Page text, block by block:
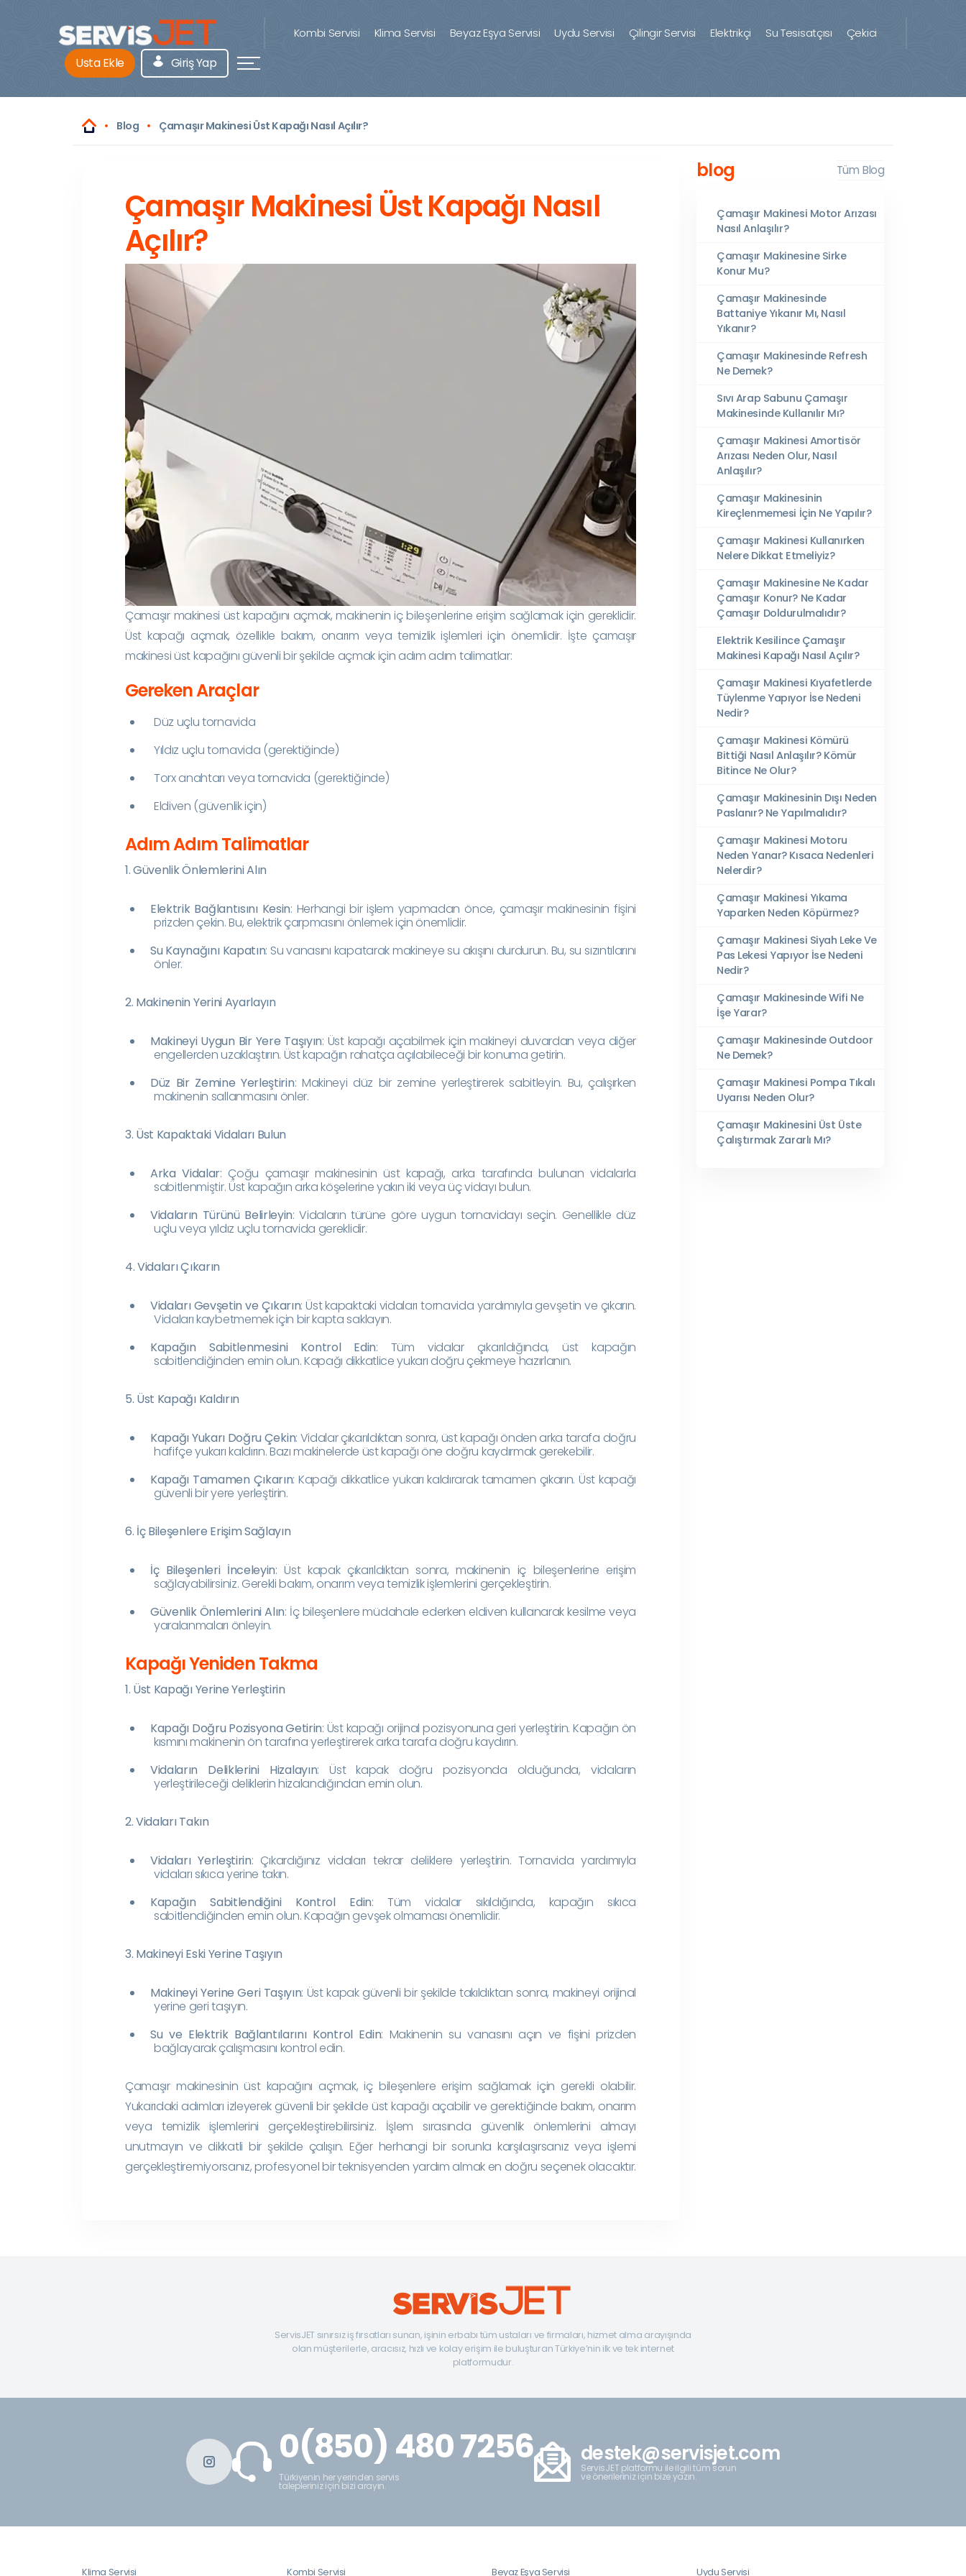
Kombi Servisi Klima Servisi Beyaz Eşya Servisi Uydu Servisi Çilingir Servisi Elektrikçi Su Tesisatçısı Çekici
Usta Ekle Giriş Yap
Blog Çamaşır Makinesi Üst Kapağı Nasıl Açılır?
Çamaşır Makinesi Üst Kapağı Nasıl
Açılır?
Çamaşır makinesi üst kapağını açmak, makinenin iç bileşenlerine erişim sağlamak için gereklidir.
Üst kapağı açmak, özellikle bakım, onarım veya temizlik işlemleri için önemlidir. İşte çamaşır
makinesi üst kapağını güvenli bir şekilde açmak için adım adım talimatlar:
Gereken Araçlar
Düz uçlu tornavida
Yıldız uçlu tornavida (gerektiğinde)
Torx anahtarı veya tornavida (gerektiğinde)
Eldiven (güvenlik için)
Adım Adım Talimatlar
1. Güvenlik Önlemlerini Alın
Elektrik Bağlantısını Kesin: Herhangi bir işlem yapmadan önce, çamaşır makinesinin fişini
prizden çekin. Bu, elektrik çarpmasını önlemek için önemlidir.
Su Kaynağını Kapatın: Su vanasını kapatarak makineye su akışını durdurun. Bu, su sızıntılarını
önler.
2. Makinenin Yerini Ayarlayın
Makineyi Uygun Bir Yere Taşıyın: Üst kapağı açabilmek için makineyi duvardan veya diğer
engellerden uzaklaştırın. Üst kapağın rahatça açılabileceği bir konuma getirin.
Düz Bir Zemine Yerleştirin: Makineyi düz bir zemine yerleştirerek sabitleyin. Bu, çalışırken
makinenin sallanmasını önler.
3. Üst Kapaktaki Vidaları Bulun
Arka Vidalar: Çoğu çamaşır makinesinin üst kapağı, arka tarafında bulunan vidalarla
sabitlenmiştir. Üst kapağın arka köşelerine yakın iki veya üç vidayı bulun.
Vidaların Türünü Belirleyin: Vidaların türüne göre uygun tornavidayı seçin. Genellikle düz
uçlu veya yıldız uçlu tornavida gereklidir.
4. Vidaları Çıkarın
Vidaları Gevşetin ve Çıkarın: Üst kapaktaki vidaları tornavida yardımıyla gevşetin ve çıkarın.
Vidaları kaybetmemek için bir kapta saklayın.
Kapağın Sabitlenmesini Kontrol Edin: Tüm vidalar çıkarıldığında, üst kapağın
sabitlendiğinden emin olun. Kapağı dikkatlice yukarı doğru çekmeye hazırlanın.
5. Üst Kapağı Kaldırın
Kapağı Yukarı Doğru Çekin: Vidalar çıkarıldıktan sonra, üst kapağı önden arka tarafa doğru
hafifçe yukarı kaldırın. Bazı makinelerde üst kapağı öne doğru kaydırmak gerekebilir.
Kapağı Tamamen Çıkarın: Kapağı dikkatlice yukarı kaldırarak tamamen çıkarın. Üst kapağı
güvenli bir yere yerleştirin.
6. İç Bileşenlere Erişim Sağlayın
İç Bileşenleri İnceleyin: Üst kapak çıkarıldıktan sonra, makinenin iç bileşenlerine erişim
sağlayabilirsiniz. Gerekli bakım, onarım veya temizlik işlemlerini gerçekleştirin.
Güvenlik Önlemlerini Alın: İç bileşenlere müdahale ederken eldiven kullanarak kesilme veya
yaralanmaları önleyin.
Kapağı Yeniden Takma
1. Üst Kapağı Yerine Yerleştirin
Kapağı Doğru Pozisyona Getirin: Üst kapağı orijinal pozisyonuna geri yerleştirin. Kapağın ön
kısmını makinenin ön tarafına yerleştirerek arka tarafa doğru kaydırın.
Vidaların Deliklerini Hizalayın: Üst kapak doğru pozisyonda olduğunda, vidaların
yerleştirileceği deliklerin hizalandığından emin olun.
2. Vidaları Takın
Vidaları Yerleştirin: Çıkardığınız vidaları tekrar deliklere yerleştirin. Tornavida yardımıyla
vidaları sıkıca yerine takın.
Kapağın Sabitlendiğini Kontrol Edin: Tüm vidalar sıkıldığında, kapağın sıkıca
sabitlendiğinden emin olun. Kapağın gevşek olmaması önemlidir.
3. Makineyi Eski Yerine Taşıyın
Makineyi Yerine Geri Taşıyın: Üst kapak güvenli bir şekilde takıldıktan sonra, makineyi orijinal
yerine geri taşıyın.
Su ve Elektrik Bağlantılarını Kontrol Edin: Makinenin su vanasını açın ve fişini prizden
bağlayarak çalışmasını kontrol edin.
Çamaşır makinesinin üst kapağını açmak, iç bileşenlere erişim sağlamak için gerekli olabilir.
Yukarıdaki adımları izleyerek güvenli bir şekilde üst kapağı açabilir ve gerektiğinde bakım, onarım
veya temizlik işlemlerini gerçekleştirebilirsiniz. İşlem sırasında güvenlik önlemlerini almayı
unutmayın ve dikkatli bir şekilde çalışın. Eğer herhangi bir sorunla karşılaşırsanız veya işlemi
gerçekleştiremiyorsanız, profesyonel bir teknisyenden yardım almak en doğru seçenek olacaktır.
blog Tüm Blog
Çamaşır Makinesi Motor Arızası
Nasıl Anlaşılır?
Çamaşır Makinesine Sirke
Konur Mu?
Çamaşır Makinesinde
Battaniye Yıkanır Mı, Nasıl
Yıkanır?
Çamaşır Makinesinde Refresh
Ne Demek?
Sıvı Arap Sabunu Çamaşır
Makinesinde Kullanılır Mı?
Çamaşır Makinesi Amortisör
Arızası Neden Olur, Nasıl
Anlaşılır?
Çamaşır Makinesinin
Kireçlenmemesi İçin Ne Yapılır?
Çamaşır Makinesi Kullanırken
Nelere Dikkat Etmeliyiz?
Çamaşır Makinesine Ne Kadar
Çamaşır Konur? Ne Kadar
Çamaşır Doldurulmalıdır?
Elektrik Kesilince Çamaşır
Makinesi Kapağı Nasıl Açılır?
Çamaşır Makinesi Kıyafetlerde
Tüylenme Yapıyor İse Nedeni
Nedir?
Çamaşır Makinesi Kömürü
Bittiği Nasıl Anlaşılır? Kömür
Bitince Ne Olur?
Çamaşır Makinesinin Dışı Neden
Paslanır? Ne Yapılmalıdır?
Çamaşır Makinesi Motoru
Neden Yanar? Kısaca Nedenleri
Nelerdir?
Çamaşır Makinesi Yıkama
Yaparken Neden Köpürmez?
Çamaşır Makinesi Siyah Leke Ve
Pas Lekesi Yapıyor İse Nedeni
Nedir?
Çamaşır Makinesinde Wifi Ne
İşe Yarar?
Çamaşır Makinesinde Outdoor
Ne Demek?
Çamaşır Makinesi Pompa Tıkalı
Uyarısı Neden Olur?
Çamaşır Makinesini Üst Üste
Çalıştırmak Zararlı Mı?
ServisJET sınırsız iş fırsatları sunan, işinin erbabı tüm ustaları ve firmaları, hizmet alma arayışında
olan müşterilerle, aracısız, hızlı ve kolay erişim ile buluşturan Türkiye’nin ilk ve tek internet
platformudur.
0(850) 480 7256
Türkiyenin her yerinden servis
talepleriniz için bizi arayın.
destek@servisjet.com
ServisJET platformu ile ilgili tüm sorun
ve önerileriniz için bize yazın.
Klima Servisi Kombi Servisi Beyaz Eşya Servisi Uydu Servisi